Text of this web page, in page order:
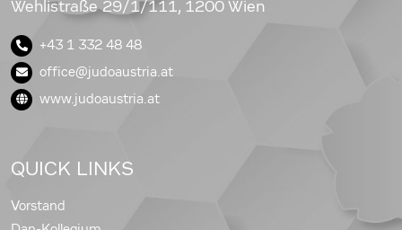
Wehlistraße 29/1/111, 1200 Wien
+43 1 332 48 48
office@judoaustria.at
www.judoaustria.at
QUICK LINKS
Vorstand